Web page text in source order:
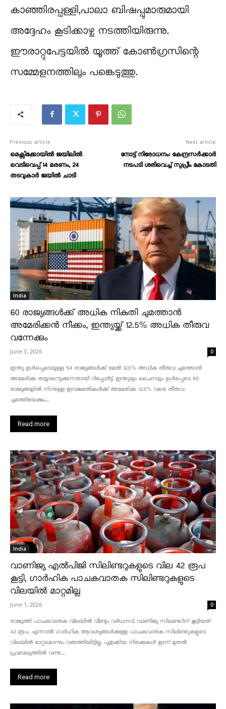
കാഞ്ഞിരപ്പള്ളി,പാലാ ബിഷപ്പുമാരുമായി
അദ്ദേഹം കൂടിക്കാഴ്ച നടത്തിയിരുന്നു.
ഈരാറ്റുപേട്ടയില്‍ യൂത്ത് കോണ്‍ഗ്രസിന്റെ
സമ്മേളനത്തിലും പങ്കെടുത്തു.
Previous article
മെക്സിക്കോയിൽ ജയിലിൽ
വെടിവെപ്പ് 14 മരണം, 24
തടവുകാർ ജയിൽ ചാടി
Next article
നോട്ട് നിരോധനം: കേന്ദ്രസർക്കാർ
നടപടി ശരിവെച്ച് സുപ്രീം കോടതി
India
60 രാജ്യങ്ങൾക്ക് അധിക നികുതി ചുമത്താൻ
അമേരിക്കൻ നീക്കം, ഇന്ത്യയ്ക്ക് 12.5% അധിക തീരുവ
വന്നേക്കും
June 3, 2026 0
ഇന്ത്യ ഉൾപ്പെടെയുള്ള 54 രാജ്യങ്ങൾക്ക് മേൽ 12.5% അധിക തീരുവ ചുമത്താൻ
അമേരിക്ക തയ്യാറെടുക്കുന്നതായി റിപ്പോർട്ട്. ഇന്ത്യയും ചൈനയും ഉൾപ്പെടെ 60
രാജ്യങ്ങളിൽ നിന്നുള്ള ഇറക്കുമതികൾക്ക് അമേരിക്ക 12.5% ​​വരെ തീരുവ
ചുമത്തിയേക്കും....
Read more
India
വാണിജ്യ എൽപിജി സിലിണ്ടറുകളുടെ വില 42 രൂപ
കൂട്ടി, ഗാർഹിക പാചകവാതക സിലിണ്ടറുകളുടെ
വിലയിൽ മാറ്റമില്ല
June 1, 2026 0
രാജ്യത്ത് പാചകവാതക വിലയിൽ വീണ്ടും വർധനവ്. വാണിജ്യ സിലണ്ടറിന് കൂട്ടിയത്
42 രൂപ. എന്നാൽ ഗാർഹിക ആവശ്യങ്ങൾക്കുള്ള പാചകവാതക സിലിണ്ടറുകളുടെ
വിലയിൽ മാറ്റമൊന്നും വരുത്തിയിട്ടില്ല. പുതുക്കിയ നിരക്കുകൾ ഇന്ന് മുതൽ
പ്രാബല്യത്തിൽ വന്നു....
Read more